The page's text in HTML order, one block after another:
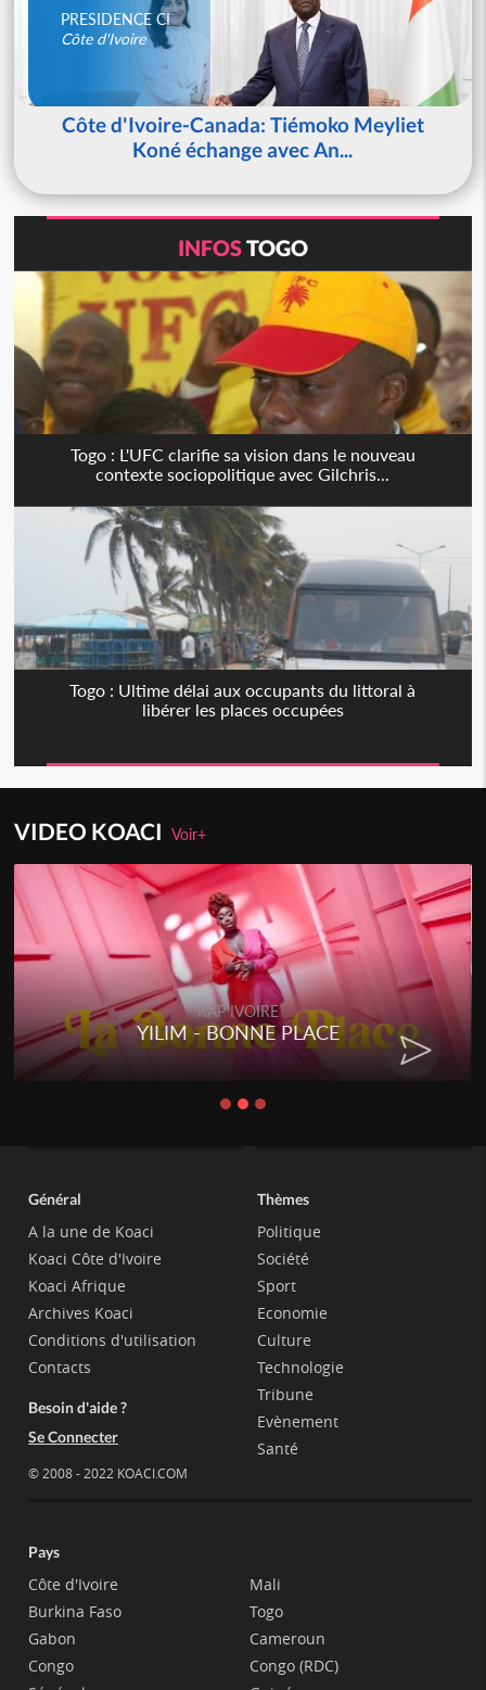
PRESIDENCE CI
Côte d'Ivoire
Côte d'Ivoire-Canada: Tiémoko Meyliet
Koné échange avec An...
INFOSTOGO
Togo : L'UFC clarifie sa vision dans le nouveau
contexte sociopolitique avec Gilchris...
Togo : Ultime délai aux occupants du littoral à
libérer les places occupées
VIDEO KOACIVoir+
RAP IVOIRE
YILIM - BONNE PLACE
Général
A la une de Koaci
Koaci Côte d'Ivoire
Koaci Afrique
Archives Koaci
Conditions d'utilisation
Contacts
Besoin d'aide ?
Se Connecter
© 2008 - 2022 KOACI.COM
Thèmes
Politique
Société
Sport
Economie
Culture
Technologie
Tribune
Evènement
Santé
Pays
Côte d'Ivoire
Burkina Faso
Gabon
Congo
Mali
Togo
Cameroun
Congo (RDC)